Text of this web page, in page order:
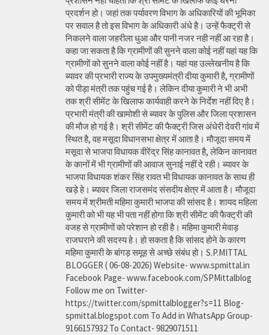
प्रदर्शन हो। जहां तक पर्यावरण विभाग के अधिकारियों की भूमिका
पर सवाल है तो इस विभाग के अधिकारी अंधे है। उन्हें फैक्ट्री से
निकलने वाला जहरीला धुआ और पानी नजर नही नहीं आ रहा है।
कहा जा सकता है कि ग्रामीणों की सुनने वाला कोई नहीं यहां यह कि
ग्रामीणों को सुनने वाला कोई नहीं है। यहां यह उल्लेखनीय है कि
ब्यावर की प्रभारी राज्य के उपमुख्यमंत्री दीया कुमारी है, ग्रामीणों
को पीड़ा मंत्री तक पहुंच गई है। लेकिन दीया कुमारी ने भी अभी
तक श्री सीमेंट के खिलाफ कार्यवाही करने के निर्देश नहीं दिए है।
प्रभारी मंत्री की खामोशी से ब्यावर के पुलिस और जिला प्रशासन
की मौज हो गई है। श्री सीमेंट की फैक्ट्री जिस अंधेरी देवरी गांव में
स्थित है, वह मसूदा विधानसभा क्षेत्र में आता है। मौजूदा समय में
मसूदा से भाजपा विधायक वीरेंद्र सिंह कानावत है, लेकिन कानावत
के कानों में भी ग्रामीणों की आवाज सुनाई नहीं दे रही। ब्यावर के
भाजपा विधायक शंकर सिंह रावत भी विधायक कानावत के साथ ही
खड़े हे। ब्यावर जिला राजसमंद संसदीय क्षेत्र में आता है। मौजूदा
समय में श्रीमती महिमा कुमारी भाजपा की सांसद है। शायद महिला
कुमारी को भी यह भी पता नहीं होगा कि श्री सीमेंट की फैक्ट्री की
वजह से ग्रामीणों को परेशान हो रही है। महिमा कुमारी मेवाड़
राजघराने की सदस्य हे। हो सकता है कि सांसद होने के कारण
महिमा कुमारी के बांगड़ समूह से अच्छे संबंध हो। S.P.MITTAL
BLOGGER ( 06-08-2026) Website- www.spmittal.in
Facebook Page- www.facebook.com/SPMittalblog
Follow me on Twitter-
https://twitter.com/spmittalblogger?s=11 Blog-
spmittal.blogspot.com To Add in WhatsApp Group-
9166157932 To Contact- 9829071511